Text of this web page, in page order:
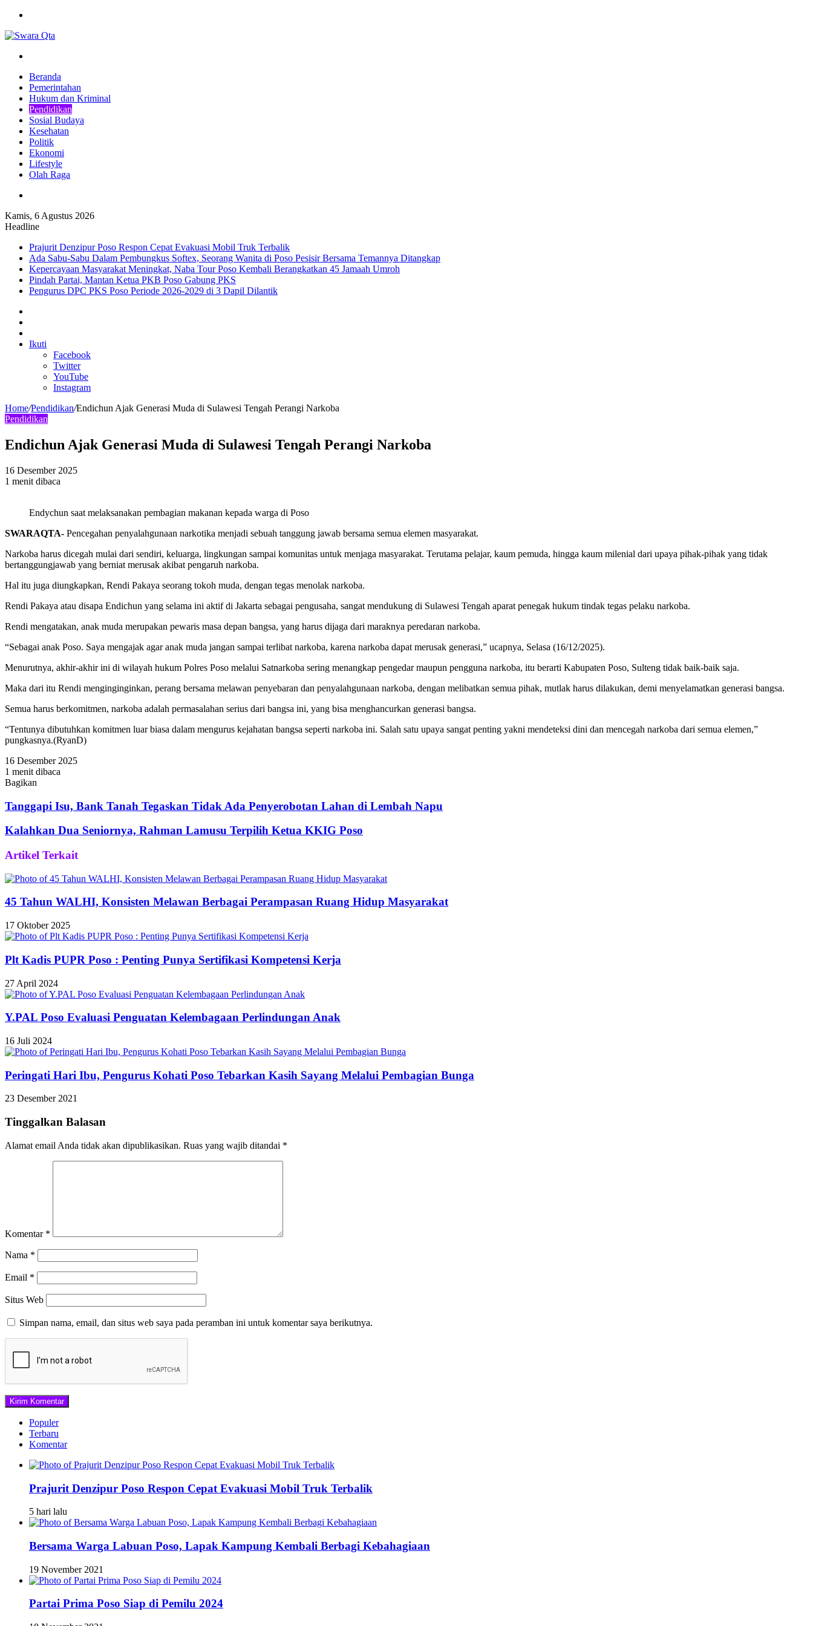
Beranda
Pemerintahan
Hukum dan Kriminal
Pendidikan
Sosial Budaya
Kesehatan
Politik
Ekonomi
Lifestyle
Olah Raga
Kamis, 6 Agustus 2026
Headline
Prajurit Denzipur Poso Respon Cepat Evakuasi Mobil Truk Terbalik
Ada Sabu-Sabu Dalam Pembungkus Softex, Seorang Wanita di Poso Pesisir Bersama Temannya Ditangkap
Kepercayaan Masyarakat Meningkat, Naba Tour Poso Kembali Berangkatkan 45 Jamaah Umroh
Pindah Partai, Mantan Ketua PKB Poso Gabung PKS
Pengurus DPC PKS Poso Periode 2026-2029 di 3 Dapil Dilantik
In
Ikuti
Facebook
Twitter
YouTube
Instagram
Home/Pendidikan/Endichun Ajak Generasi Muda di Sulawesi Tengah Perangi Narkoba
Pendidikan
Endichun Ajak Generasi Muda di Sulawesi Tengah Perangi Narkoba
16 Desember 2025
1 menit dibaca
Endychun saat melaksanakan pembagian makanan kepada warga di Poso
SWARAQTA- Pencegahan penyalahgunaan narkotika menjadi sebuah tanggung jawab bersama semua elemen masyarakat.
Narkoba harus dicegah mulai dari sendiri, keluarga, lingkungan sampai komunitas untuk menjaga masyarakat. Terutama pelajar, kaum pemuda, hingga kaum milenial dari upaya pihak-pihak yang tidak
bertanggungjawab yang berniat merusak akibat pengaruh narkoba.
Hal itu juga diungkapkan, Rendi Pakaya seorang tokoh muda, dengan tegas menolak narkoba.
Rendi Pakaya atau disapa Endichun yang selama ini aktif di Jakarta sebagai pengusaha, sangat mendukung di Sulawesi Tengah aparat penegak hukum tindak tegas pelaku narkoba.
Rendi mengatakan, anak muda merupakan pewaris masa depan bangsa, yang harus dijaga dari maraknya peredaran narkoba.
“Sebagai anak Poso. Saya mengajak agar anak muda jangan sampai terlibat narkoba, karena narkoba dapat merusak generasi,” ucapnya, Selasa (16/12/2025).
Menurutnya, akhir-akhir ini di wilayah hukum Polres Poso melalui Satnarkoba sering menangkap pengedar maupun pengguna narkoba, itu berarti Kabupaten Poso, Sulteng tidak baik-baik saja.
Maka dari itu Rendi menginginginkan, perang bersama melawan penyebaran dan penyalahgunaan narkoba, dengan melibatkan semua pihak, mutlak harus dilakukan, demi menyelamatkan generasi bangsa.
Semua harus berkomitmen, narkoba adalah permasalahan serius dari bangsa ini, yang bisa menghancurkan generasi bangsa.
“Tentunya dibutuhkan komitmen luar biasa dalam mengurus kejahatan bangsa seperti narkoba ini. Salah satu upaya sangat penting yakni mendeteksi dini dan mencegah narkoba dari semua elemen,”
pungkasnya.(RyanD)
16 Desember 2025
1 menit dibaca
Bagikan
via
Email
Tanggapi Isu, Bank Tanah Tegaskan Tidak Ada Penyerobotan Lahan di Lembah Napu
Kalahkan Dua Seniornya, Rahman Lamusu Terpilih Ketua KKIG Poso
Artikel Terkait
45 Tahun WALHI, Konsisten Melawan Berbagai Perampasan Ruang Hidup Masyarakat
17 Oktober 2025
Plt Kadis PUPR Poso : Penting Punya Sertifikasi Kompetensi Kerja
27 April 2024
Y.PAL Poso Evaluasi Penguatan Kelembagaan Perlindungan Anak
16 Juli 2024
Peringati Hari Ibu, Pengurus Kohati Poso Tebarkan Kasih Sayang Melalui Pembagian Bunga
23 Desember 2021
Tinggalkan Balasan
Alamat email Anda tidak akan dipublikasikan. Ruas yang wajib ditandai *
Komentar *
Nama *
Email *
Situs Web
Simpan nama, email, dan situs web saya pada peramban ini untuk komentar saya berikutnya.
Populer
Terbaru
Komentar
Prajurit Denzipur Poso Respon Cepat Evakuasi Mobil Truk Terbalik
5 hari lalu
Bersama Warga Labuan Poso, Lapak Kampung Kembali Berbagi Kebahagiaan
19 November 2021
Partai Prima Poso Siap di Pemilu 2024